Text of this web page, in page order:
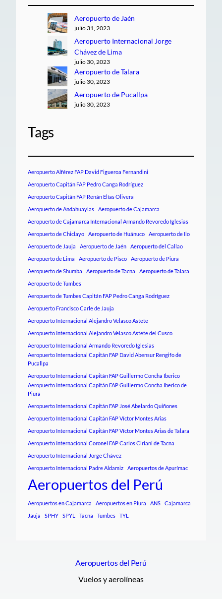
Aeropuerto de Jaén
julio 31, 2023
Aeropuerto Internacional Jorge
Chávez de Lima
julio 30, 2023
Aeropuerto de Talara
julio 30, 2023
Aeropuerto de Pucallpa
julio 30, 2023
Tags
Aeropuerto Alférez FAP David Figueroa Fernandini
Aeropuerto Capitán FAP Pedro Canga Rodríguez
Aeropuerto Capitán FAP Renán Elías Olivera
Aeropuerto de Andahuaylas
Aeropuerto de Cajamarca
Aeropuerto de Cajamarca Internacional Armando Revoredo Iglesias
Aeropuerto de Chiclayo
Aeropuerto de Huánuco
Aeropuerto de Ilo
Aeropuerto de Jauja
Aeropuerto de Jaén
Aeropuerto del Callao
Aeropuerto de Lima
Aeropuerto de Pisco
Aeropuerto de Piura
Aeropuerto de Shumba
Aeropuerto de Tacna
Aeropuerto de Talara
Aeropuerto de Tumbes
Aeropuerto de Tumbes Capitán FAP Pedro Canga Rodríguez
Aeropuerto Francisco Carle de Jauja
Aeropuerto Internacional Alejandro Velasco Astete
Aeropuerto Internacional Alejandro Velasco Astete del Cusco
Aeropuerto Internacional Armando Revoredo Iglesias
Aeropuerto Internacional Capitán FAP David Abensur Rengifo de
Pucallpa
Aeropuerto Internacional Capitán FAP Guillermo Concha Iberico
Aeropuerto Internacional Capitán FAP Guillermo Concha Iberico de
Piura
Aeropuerto Internacional Capitán FAP José Abelardo Quiñones
Aeropuerto Internacional Capitán FAP Víctor Montes Arias
Aeropuerto Internacional Capitán FAP Víctor Montes Arias de Talara
Aeropuerto Internacional Coronel FAP Carlos Ciriani de Tacna
Aeropuerto Internacional Jorge Chávez
Aeropuerto Internacional Padre Aldamiz
Aeropuertos de Apurímac
Aeropuertos del Perú
Aeropuertos en Cajamarca Aeropuertos en Piura ANS
Cajamarca
Jauja
SPHY SPYL Tacna Tumbes TYL
Aeropuertos del Perú
Vuelos y aerolíneas